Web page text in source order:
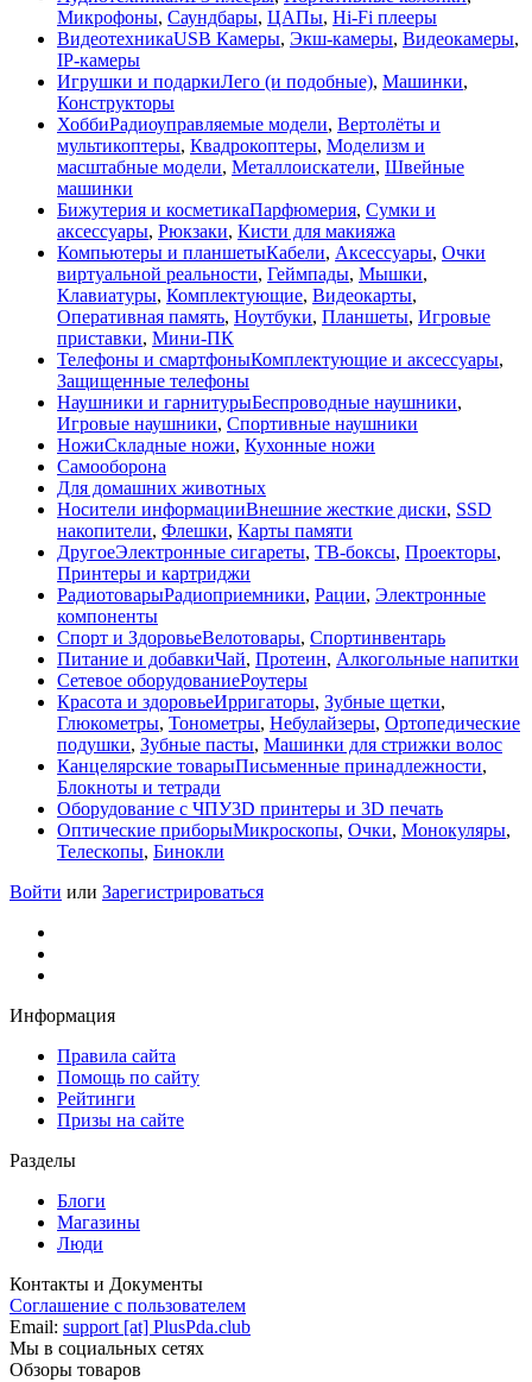
Микрофоны, Саундбары, ЦАПы, Hi-Fi плееры
ВидеотехникаUSB Камеры, Экш-камеры, Видеокамеры,
IP-камеры
Игрушки и подаркиЛего (и подобные), Машинки,
Конструкторы
ХоббиРадиоуправляемые модели, Вертолёты и
мультикоптеры, Квадрокоптеры, Моделизм и
масштабные модели, Металлоискатели, Швейные
машинки
Бижутерия и косметикаПарфюмерия, Сумки и
аксессуары, Рюкзаки, Кисти для макияжа
Компьютеры и планшетыКабели, Аксессуары, Очки
виртуальной реальности, Геймпады, Мышки,
Клавиатуры, Комплектующие, Видеокарты,
Оперативная память, Ноутбуки, Планшеты, Игровые
приставки, Мини-ПК
Телефоны и смартфоныКомплектующие и аксессуары,
Защищенные телефоны
Наушники и гарнитурыБеспроводные наушники,
Игровые наушники, Спортивные наушники
НожиСкладные ножи, Кухонные ножи
Самооборона
Для домашних животных
Носители информацииВнешние жесткие диски, SSD
накопители, Флешки, Карты памяти
ДругоеЭлектронные сигареты, ТВ-боксы, Проекторы,
Принтеры и картриджи
РадиотоварыРадиоприемники, Рации, Электронные
компоненты
Спорт и ЗдоровьеВелотовары, Спортинвентарь
Питание и добавкиЧай, Протеин, Алкогольные напитки
Сетевое оборудованиеРоутеры
Красота и здоровьеИрригаторы, Зубные щетки,
Глюкометры, Тонометры, Небулайзеры, Ортопедические
подушки, Зубные пасты, Машинки для стрижки волос
Канцелярские товарыПисьменные принадлежности,
Блокноты и тетради
Оборудование с ЧПУ3D принтеры и 3D печать
Оптические приборыМикроскопы, Очки, Монокуляры,
Телескопы, Бинокли
Войти или Зарегистрироваться
Информация
Правила сайта
Помощь по сайту
Рейтинги
Призы на сайте
Разделы
Блоги
Магазины
Люди
Контакты и Документы
Соглашение с пользователем
Email: support [at] PlusPda.club
Мы в социальных сетях
Обзоры товаров